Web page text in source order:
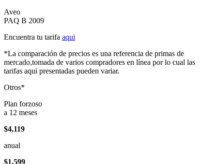
Aveo
PAQ B 2009
Encuentra tu tarifa aqui
*La comparación de precios es una referencia de primas de
mercado,tomada de varios compradores en línea por lo cual las
tarifas aqui presentadas pueden variar.
Otros*
Plan forzoso
a 12 meses
$4,119
anual
$1,599